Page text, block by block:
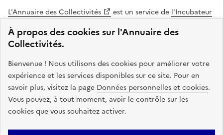
À propos des cookies sur l'Annuaire des
Collectivités.
Bienvenue ! Nous utilisons des cookies pour améliorer votre
expérience et les services disponibles sur ce site. Pour en
savoir plus, visitez la page Données personnelles et cookies.
Vous pouvez, à tout moment, avoir le contrôle sur les
cookies que vous souhaitez activer.
L'Annuaire des Collectivités est un service de l'Incubateur
Cohésion des Territoires
. Le code source de ce site web
est disponible en licence libre. Le design de ce site est conçu
avec le système de design de l’État.
legifrance.gouv.fr
info.gouv.fr
service-public.gouv.fr
data.gouv.fr
Plan du site Accessibilite : non conforme Mentions légales